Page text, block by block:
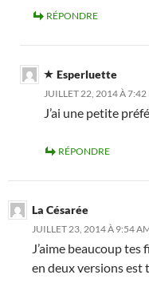
RÉPONDRE
Esperluette
JUILLET 22, 2014 À 7:42
J’ai une petite
RÉPONDRE
La Césarée
JUILLET 23, 2014 À 9:54
J’aime beaucoup
en deux versions est